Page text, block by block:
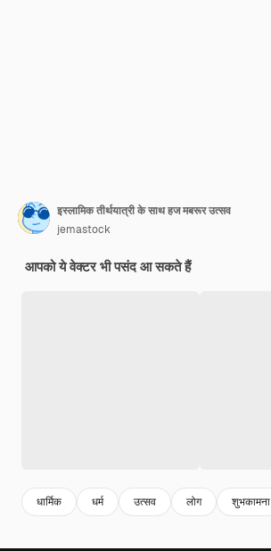
इस्लामिक तीर्थयात्री के साथ हज मबरूर उत्सव
jemastock
आपको ये वेक्टर भी पसंद आ सकते हैं
धार्मिक धर्म उत्सव लोग शुभकामना